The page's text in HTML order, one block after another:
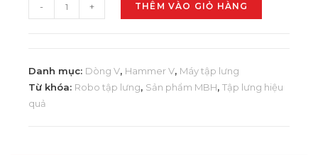
- + THÊM VÀO GIỎ HÀNG
Danh mục: Dòng V, Hammer V, Máy tập lưng
Từ khóa: Robo tập lưng, Sản phẩm MBH, Tập lưng hiệu
quả